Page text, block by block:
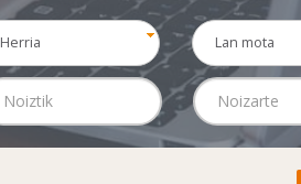
Herria Lan mota